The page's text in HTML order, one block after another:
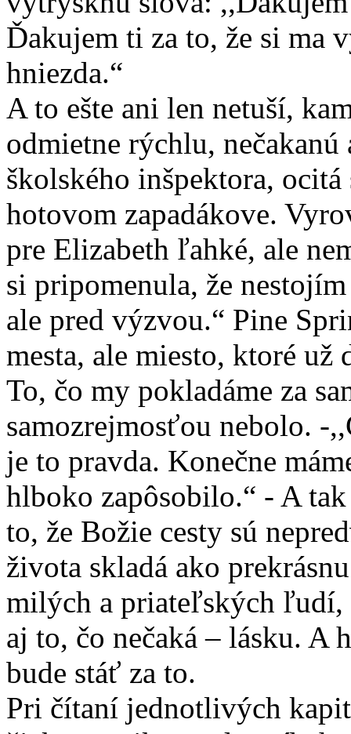
Ďakujem ti za to, že si ma
hniezda.“
A to ešte ani len netuší,
odmietne rýchlu,
školského inšpektora,
hotovom zapadákove.
pre Elizabeth ľahké, ale
si pripomenula, že
ale pred výzvou.“ Pine
mesta, ale miesto, ktoré
To, čo my pokladáme za
samozrejmosťou nebolo. -
je to pravda. Konečne
hlboko zapôsobilo.“ - A
to, že Božie cesty sú
života skladá ako
milých a priateľských ľudí,
aj to, čo nečaká – lásku. A
bude stáť za to.
Pri čítaní jednotlivých